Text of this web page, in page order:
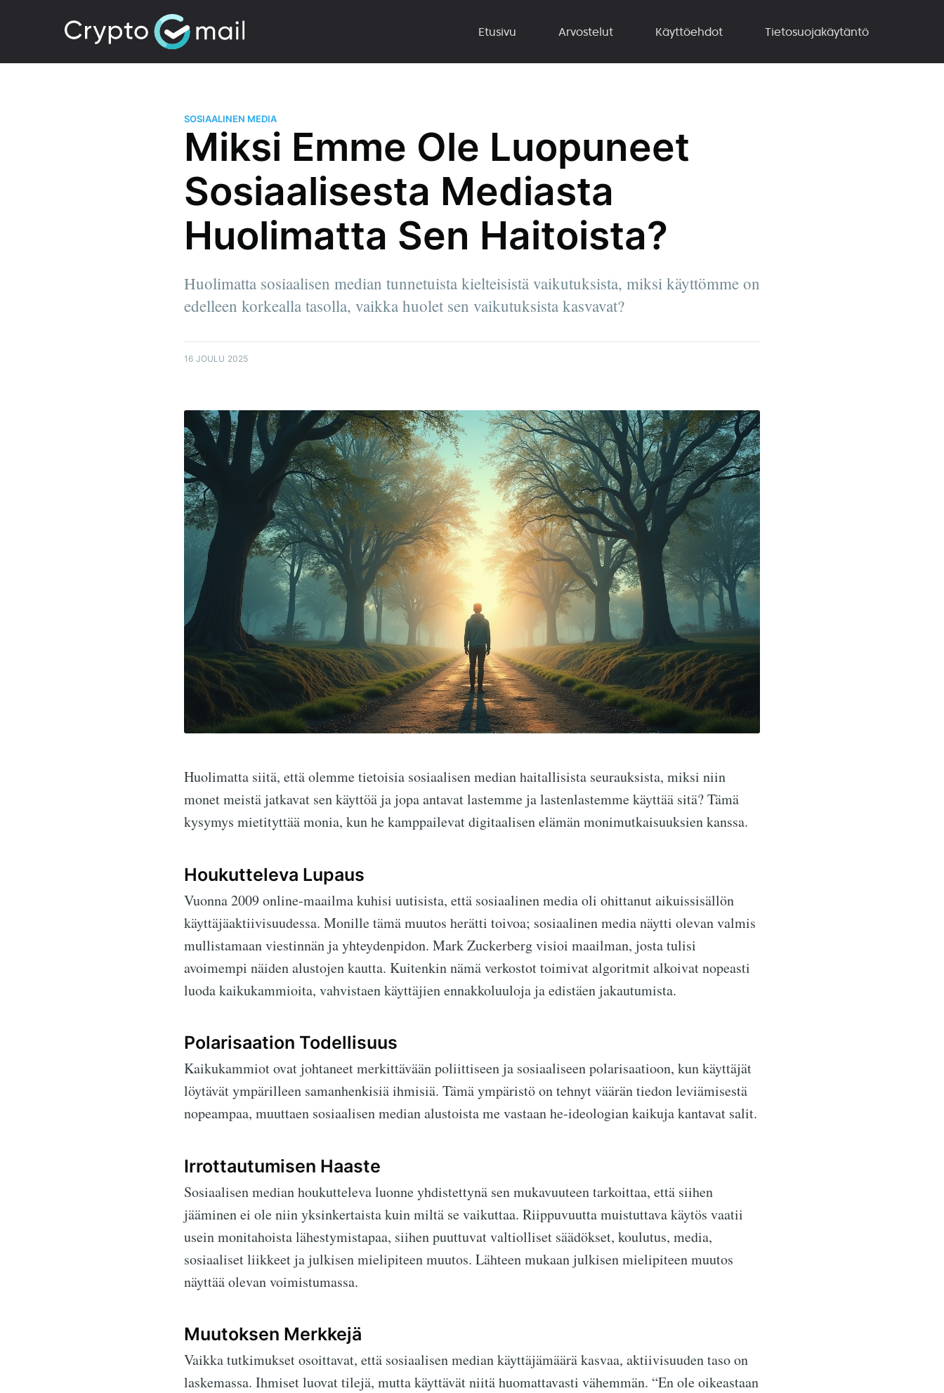
Etusivu Arvostelut Käyttöehdot Tietosuojakäytäntö
SOSIAALINEN MEDIA
Miksi Emme Ole Luopuneet
Sosiaalisesta Mediasta
Huolimatta Sen Haitoista?
Huolimatta sosiaalisen median tunnetuista kielteisistä vaikutuksista, miksi käyttömme on
edelleen korkealla tasolla, vaikka huolet sen vaikutuksista kasvavat?
16 JOULU 2025
Huolimatta siitä, että olemme tietoisia sosiaalisen median haitallisista seurauksista, miksi niin
monet meistä jatkavat sen käyttöä ja jopa antavat lastemme ja lastenlastemme käyttää sitä? Tämä
kysymys mietityttää monia, kun he kamppailevat digitaalisen elämän monimutkaisuuksien kanssa.
Houkutteleva Lupaus
Vuonna 2009 online-maailma kuhisi uutisista, että sosiaalinen media oli ohittanut aikuissisällön
käyttäjäaktiivisuudessa. Monille tämä muutos herätti toivoa; sosiaalinen media näytti olevan valmis
mullistamaan viestinnän ja yhteydenpidon. Mark Zuckerberg visioi maailman, josta tulisi
avoimempi näiden alustojen kautta. Kuitenkin nämä verkostot toimivat algoritmit alkoivat nopeasti
luoda kaikukammioita, vahvistaen käyttäjien ennakkoluuloja ja edistäen jakautumista.
Polarisaation Todellisuus
Kaikukammiot ovat johtaneet merkittävään poliittiseen ja sosiaaliseen polarisaatioon, kun käyttäjät
löytävät ympärilleen samanhenkisiä ihmisiä. Tämä ympäristö on tehnyt väärän tiedon leviämisestä
nopeampaa, muuttaen sosiaalisen median alustoista me vastaan he-ideologian kaikuja kantavat salit.
Irrottautumisen Haaste
Sosiaalisen median houkutteleva luonne yhdistettynä sen mukavuuteen tarkoittaa, että siihen
jääminen ei ole niin yksinkertaista kuin miltä se vaikuttaa. Riippuvuutta muistuttava käytös vaatii
usein monitahoista lähestymistapaa, siihen puuttuvat valtiolliset säädökset, koulutus, media,
sosiaaliset liikkeet ja julkisen mielipiteen muutos. Lähteen mukaan julkisen mielipiteen muutos
näyttää olevan voimistumassa.
Muutoksen Merkkejä
Vaikka tutkimukset osoittavat, että sosiaalisen median käyttäjämäärä kasvaa, aktiivisuuden taso on
laskemassa. Ihmiset luovat tilejä, mutta käyttävät niitä huomattavasti vähemmän. “En ole oikeastaan